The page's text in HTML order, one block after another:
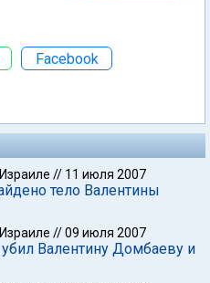
Facebook
// 11 июля 2007
тело Валентины
//09 июля 2007
Валентину Домбаеву и